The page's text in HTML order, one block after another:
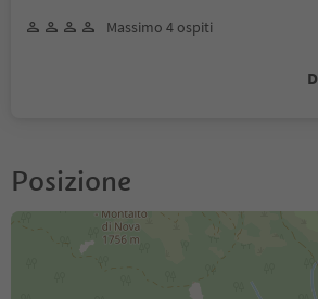
Massimo 4 ospiti
Posizione